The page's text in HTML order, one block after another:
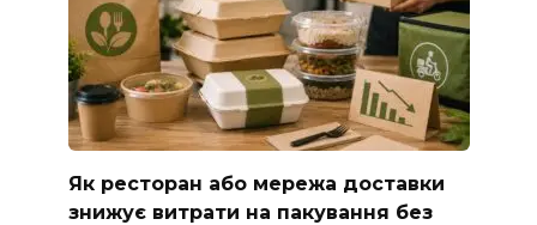
Як ресторан або мережа доставки
знижує витрати на пакування без